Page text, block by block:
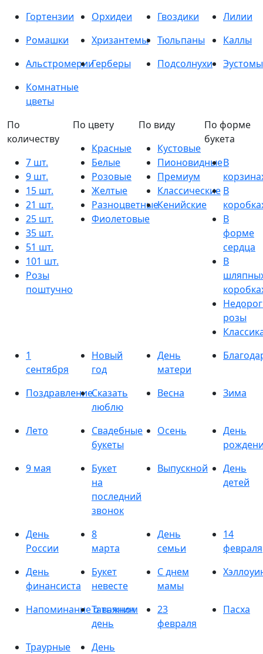
Гортензии
Орхидеи Гвоздики
Лилии
Ромашки
Хризантемы Тюльпаны
Каллы
АльстромерииГерберы Подсолнухи
Эустомы
Комнатные
цветы
По
количеству
7 шт.
9 шт.
15 шт.
21 шт.
25 шт.
35 шт.
51 шт.
101 шт.
Розы
поштучно
По цвету
Красные
Белые
Розовые
Желтые
Разноцветные
Фиолетовые
По виду
Кустовые
Пионовидные
Премиум
Классические
Кенийские
По форме
букета
В
В
В
форме
сердца
В
розы
1
сентября
Новый
год
День
матери
ПоздравлениеСказать
люблю
Весна Зима
Лето
Свадебные
букеты
Осень
День
9 мая
Букет
на
последний
звонок
Выпускной
День
детей
День
России
8
марта
День
семьи
14
февраля
День
финансиста
Букет
невесте
С днем
мамы
Напоминание о важном
Татьянин
день
23
февраля
Пасха
Траурные
День